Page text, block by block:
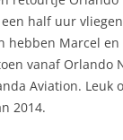
half uur
hebben Marcel en
vanaf Orlando
Aviation. Leuk
2014.